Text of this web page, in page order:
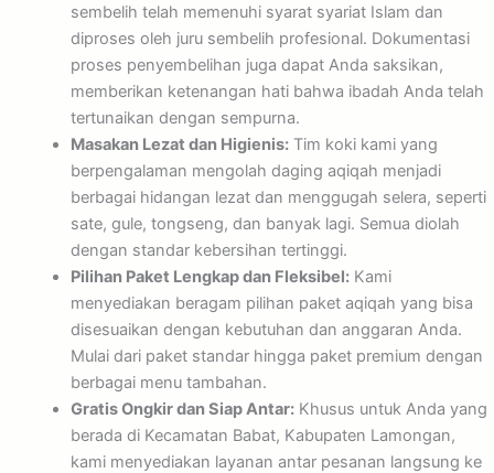
sembelih telah memenuhi syarat syariat Islam dan
diproses oleh juru sembelih profesional. Dokumentasi
proses penyembelihan juga dapat Anda saksikan,
memberikan ketenangan hati bahwa ibadah Anda telah
tertunaikan dengan sempurna.
Masakan Lezat dan Higienis:Tim koki kami yang
berpengalaman mengolah daging aqiqah menjadi
berbagai hidangan lezat dan menggugah selera, seperti
sate, gule, tongseng, dan banyak lagi. Semua diolah
dengan standar kebersihan tertinggi.
Pilihan Paket Lengkap dan Fleksibel:Kami
menyediakan beragam pilihan paket aqiqah yang bisa
disesuaikan dengan kebutuhan dan anggaran Anda.
Mulai dari paket standar hingga paket premium dengan
berbagai menu tambahan.
Gratis Ongkir dan Siap Antar:Khusus untuk Anda yang
berada di Kecamatan Babat, Kabupaten Lamongan,
kami menyediakan layanan antar pesanan langsung ke